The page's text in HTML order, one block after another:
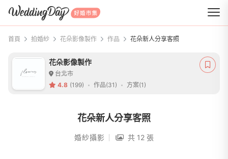
WeddingDay 好婚市集
首頁 拍婚紗 花朵影像製作 作品 花朵新人分享客照
花朵影像製作
台北市
4.8 (199) 作品(31) 方案(1)
花朵新人分享客照
婚紗攝影 共 12 張